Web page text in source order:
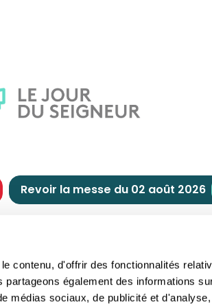
contenu, d'offrir des fonctionnalités
également des informations
médias sociaux, de publicité et
Revoir la messe du 02 août 2026
Comment nous
Faire un don
Réduction d’impôt